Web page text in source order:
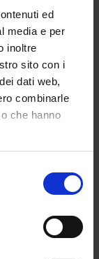
ed
media e per
inoltre
sito con i
dati web,
combinarle
che hanno
che
per chi
sezione
risieda nella
a
il Joker, la